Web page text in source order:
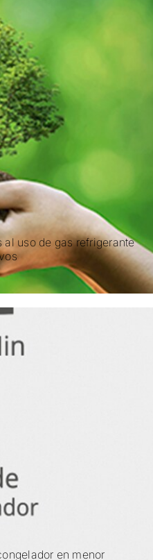
uso de gas refrigerante
en menor